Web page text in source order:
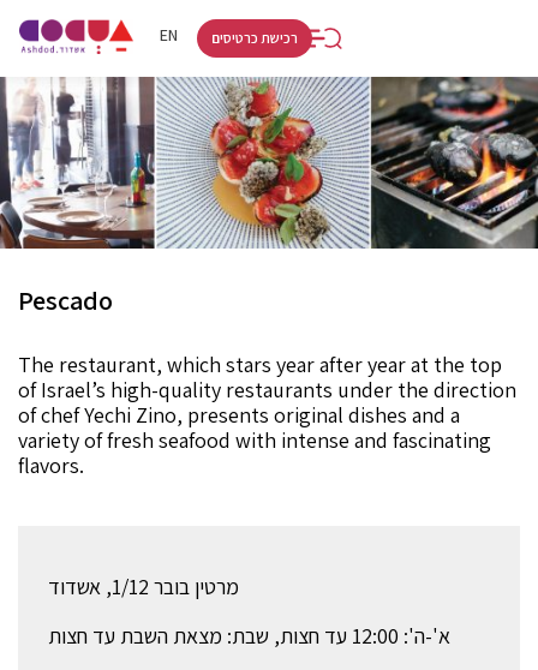
EN
HE
רכישת כרטיסים
Pescado
The restaurant, which stars year after year at the top
of Israel’s high-quality restaurants under the direction
of chef Yechi Zino, presents original dishes and a
variety of fresh seafood with intense and fascinating
flavors.
מרטין בובר 1/12, אשדוד
א'-ה': 12:00 עד חצות, שבת: מצאת השבת עד חצות